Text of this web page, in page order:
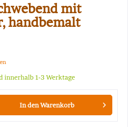
mit
handbemalt
innerhalb 1-3 Werktage
In denWarenkorb